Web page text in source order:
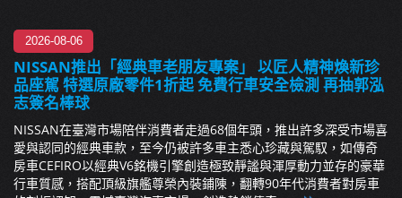
2026-08-06
NISSAN推出「經典車老朋友專案」 以匠人精神煥新珍
品座駕 特選原廠零件1折起 免費行車安全檢測 再抽郭泓
志簽名棒球
NISSAN在臺灣市場陪伴消費者走過68個年頭，推出許多深受市場喜
愛與認同的經典車款，至今仍被許多車主悉心珍藏與駕馭，如傳奇
房車CEFIRO以經典V6銘機引擎創造極致靜謐與渾厚動力並存的豪華
行車質感，搭配頂級旗艦尊榮內裝鋪陳，翻轉90年代消費者對房車